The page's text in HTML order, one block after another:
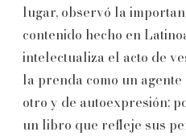
lugar, observó la
contenido hecho en
intelectualiza el acto de
la prenda como un
otro y de autoexpresión;
un libro que refleje sus